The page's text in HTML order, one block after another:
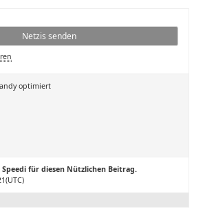
Netzis senden
optimiert
für diesen Nützlichen Beitrag.